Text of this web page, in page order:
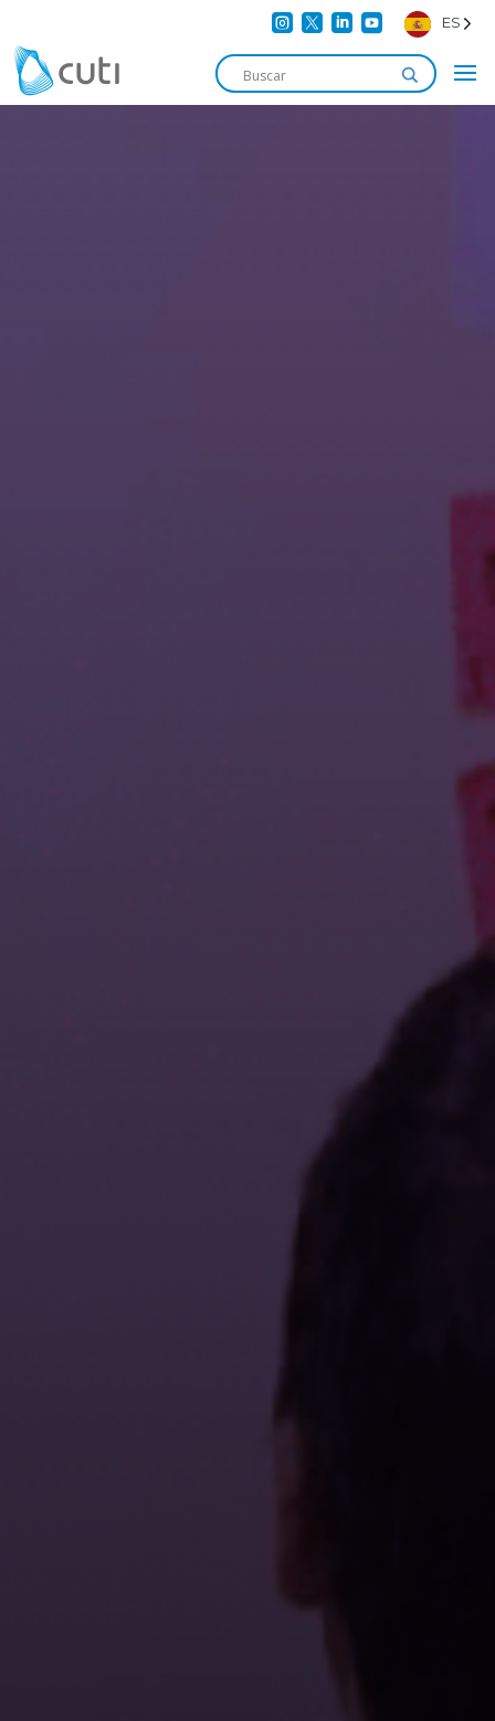
    ES